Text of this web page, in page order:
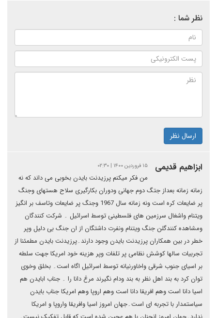
نظر شما :
ارسال نظر
ابزاهیم قدیمی ۱۵ فروردین ۱۴۰۰ | ۰۲:۳۰
من فکر میکنم پرزیدنت بایدن بخوبی می داند که نه
زمانه زمانه بعداز جتگ دوم جهانی ودوران بکارگیری سلاح هستهای وجنگ
پر ضایعات کره است ونه زمانه سال 1967 وجنگ پر ضایعات وتاسف بر انگیز
ویتنام واشغال سرزمین های فلسطینی توسط اسرائیل ۔ شرکت کنندگان
ومشاهده کنندگلن جنگ ویتنام ونفرت داشتگان از ان جنگ بی دلیل وپر
خطر در بین همکاران پرزیدنت بایدن وجود دارند۔پرزیدنت بایدن مطمئنا از
تجربیات سالها کوشش نظامی پر تلفات وپر هزینه خود امریکا جهت سلطه
بر اسیای جنوب شرقی واخاورنیانه توسط اسرائیل اگاه است۔ بخلق وخوی
توان کرد به بند اهل نظر به بند ودام نگیرند مرغ دانا را ۔ جناب ابایدن هم
اسیا دانا است وهم افریقا دانا است وهم اروپا وهم امریکا جناب بایدن
سیاستمدار با تجربه ای است۔جهان امروز اسیا وافریقا واروپا و امریکا